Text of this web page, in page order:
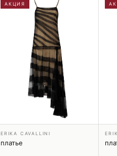
АКЦИЯ
ERIKA CAVALLINI
платье